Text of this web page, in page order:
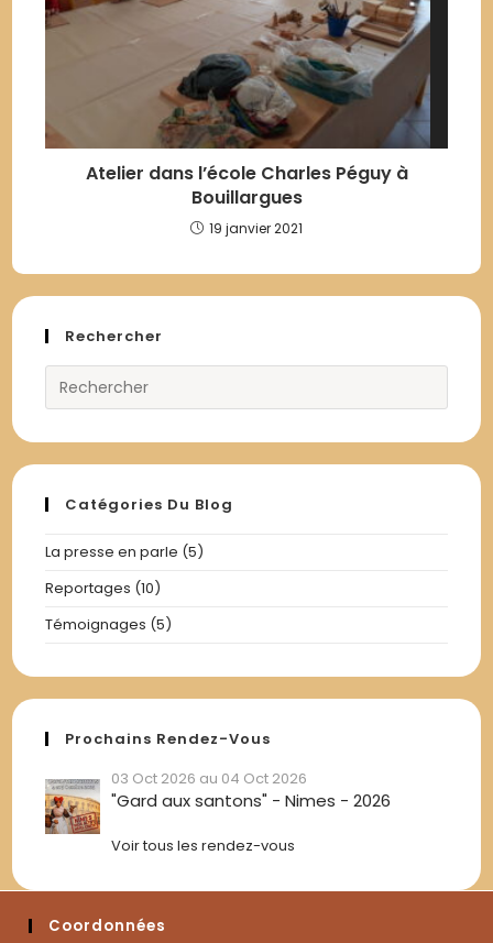
Atelier dans l’école Charles Péguy à
Bouillargues
19 janvier 2021
Rechercher
Catégories Du Blog
La presse en parle (5)
Reportages (10)
Témoignages (5)
Prochains Rendez-Vous
03 Oct 2026 au 04 Oct 2026
"Gard aux santons" - Nimes - 2026
Voir tous les rendez-vous
Coordonnées